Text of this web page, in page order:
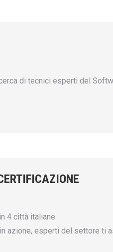
di tecnici esperti del
4 città italiane.
azione, esperti del settore ti